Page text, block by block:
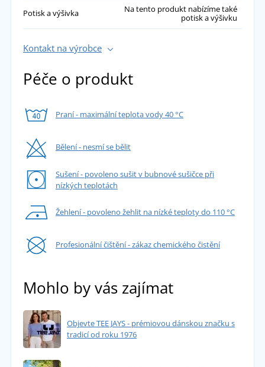
Potisk a výšivka
Na tento produkt nabízíme také
potisk a výšivku
Kontakt na výrobce
Péče o produkt
Praní - maximální teplota vody 40 °C
Bělení - nesmí se bělit
Sušení - povoleno sušit v bubnové sušičce při
nízkých teplotách
Žehlení - povoleno žehlit na nízké teploty do 110 °C
Profesionální čištění - zákaz chemického čistění
Mohlo by vás zajímat
Objevte TEE JAYS - prémiovou dánskou značku s
tradicí od roku 1976